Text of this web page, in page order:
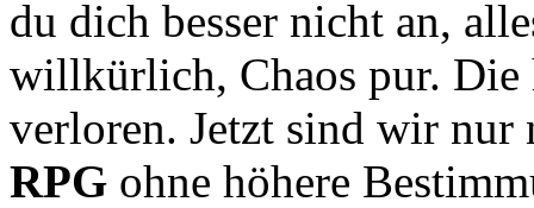
du dich besser nicht an,
willkürlich, Chaos pur. Die
verloren. Jetzt sind wir nur
RPG ohne höhere